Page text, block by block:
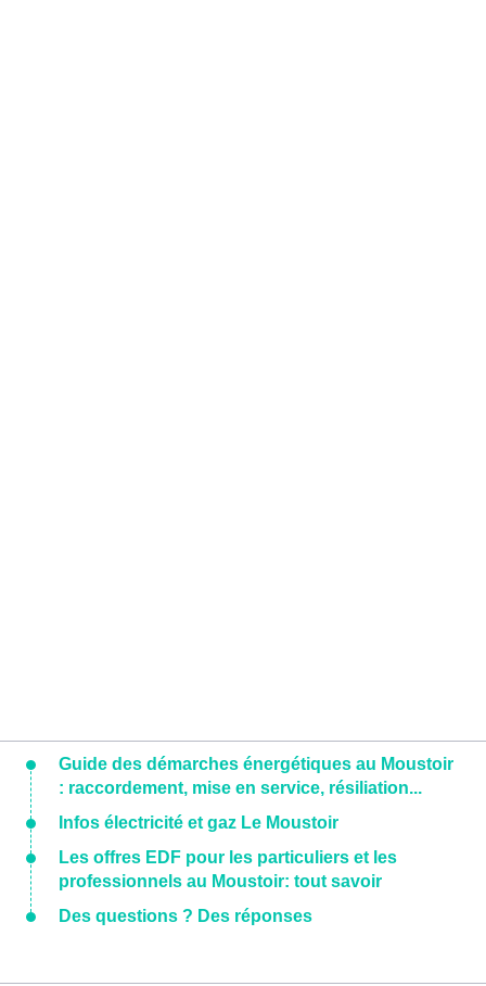
Guide des démarches énergétiques au Moustoir
: raccordement, mise en service, résiliation...
Infos électricité et gaz Le Moustoir
Les offres EDF pour les particuliers et les
professionnels au Moustoir: tout savoir
Des questions ? Des réponses